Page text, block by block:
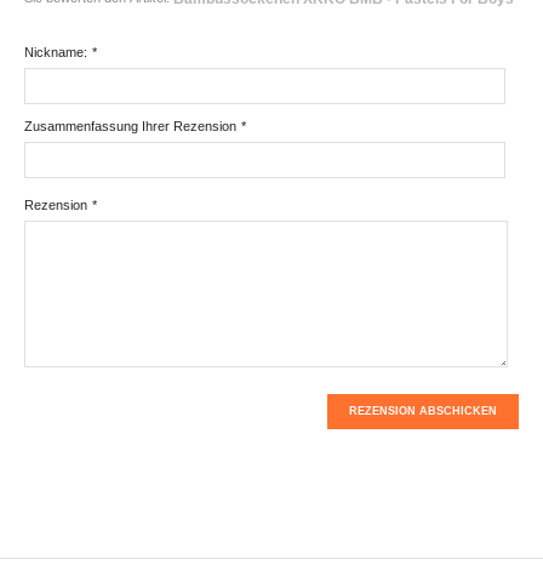
*
Nickname:
*
Zusammenfassung Ihrer Rezension
*
Rezension
REZENSION ABSCHICKEN